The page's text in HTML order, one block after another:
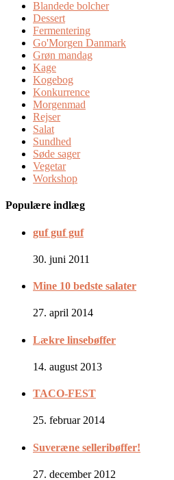
Blandede bolcher
Dessert
Fermentering
Go'Morgen Danmark
Grøn mandag
Kage
Kogebog
Konkurrence
Morgenmad
Rejser
Salat
Sundhed
Søde sager
Vegetar
Workshop
Populære indlæg
guf guf guf
30. juni 2011
Mine 10 bedste salater
27. april 2014
Lækre linsebøffer
14. august 2013
TACO-FEST
25. februar 2014
Suveræne selleribøffer!
27. december 2012